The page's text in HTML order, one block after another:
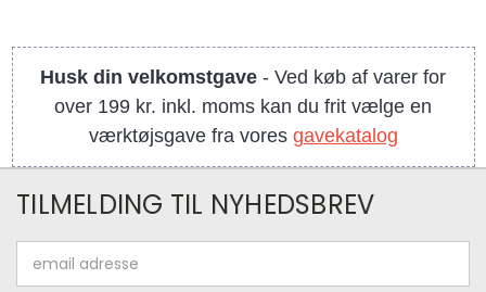
Husk din velkomstgave - Ved køb af varer for
over 199 kr. inkl. moms kan du frit vælge en
værktøjsgave fra vores gavekatalog
TILMELDING TIL NYHEDSBREV
adresse